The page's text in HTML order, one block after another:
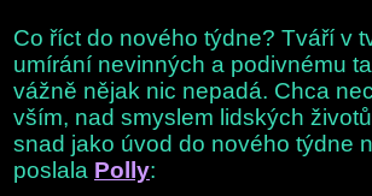
Co říct do nového týdne? Tváří v
umírání nevinných a podivnému
vážně nějak nic nepadá. Chca
vším, nad smyslem lidských
snad jako úvod do nového týdne
poslala Polly: